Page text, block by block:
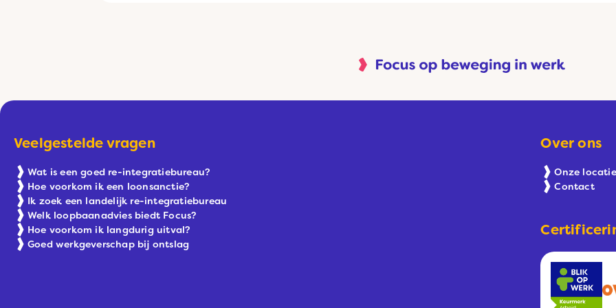
Veelgestelde vragen
Wat is een goed re-integratiebureau?
Hoe voorkom ik een loonsanctie?
Ik zoek een landelijk re-integratiebureau
Welk loopbaanadvies biedt Focus?
Hoe voorkom ik langdurig uitval?
Goed werkgeverschap bij ontslag
Over ons
Onze
Contact